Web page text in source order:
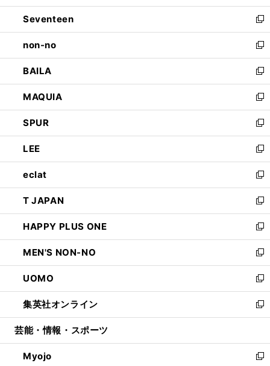
開
く
ウ
で
開
く
ン
ド
ウ
で
開
く
Seventeen
新
し
い
ウ
ィ
ン
ド
ウ
で
開
く
non-no
新
し
い
ウ
ィ
ン
ド
ウ
で
開
く
BAILA
新
し
い
ウ
ィ
ン
ド
ウ
で
開
く
MAQUIA
新
し
い
ウ
ィ
ン
ド
ウ
で
開
く
SPUR
新
し
い
ウ
ィ
ン
ド
ウ
で
開
く
LEE
新
し
い
ウ
ィ
ン
ド
ウ
で
開
く
eclat
新
し
い
ウ
ィ
ン
ド
ウ
で
開
く
T JAPAN
新
し
い
ウ
ィ
ン
ド
ウ
で
開
HAPPY PLUS ONE
新
し
い
ウ
ィ
ン
ド
ウ
開
く
MEN'S NON-NO
新
し
い
ウ
ィ
ン
ウ
で
UOMO
新
し
い
ウ
ン
ド
集英社オンライン
新
し
ウ
ィ
芸能・情報・スポーツ
Myojo
新